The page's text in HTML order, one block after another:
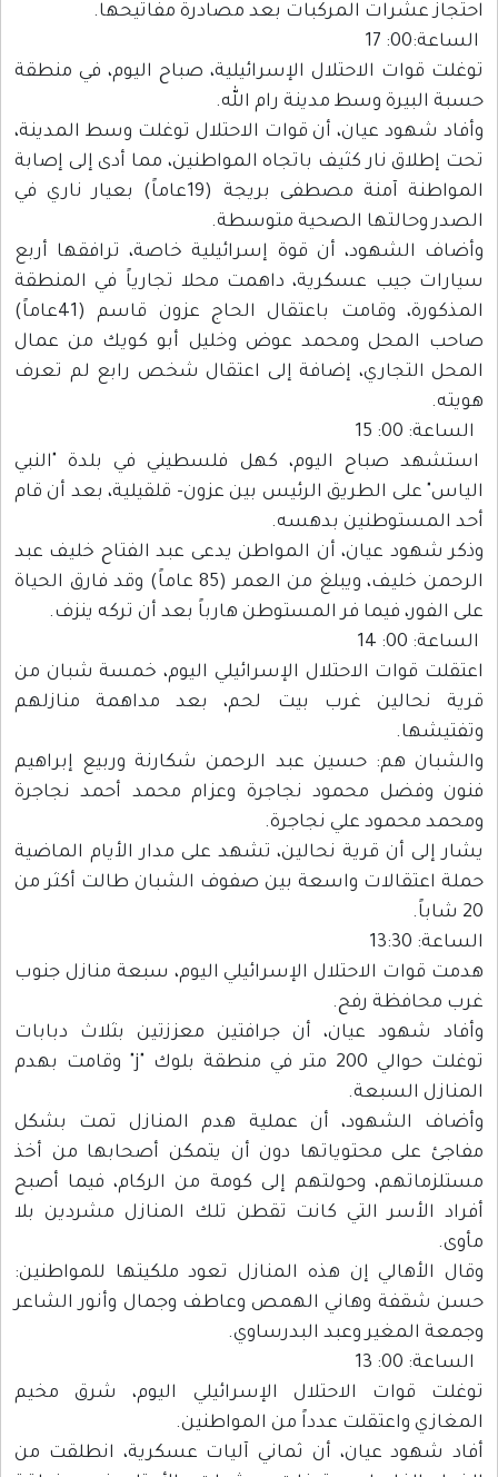
احتجاز عشرات المركبات بعد مصادرة مفاتيحها.
الساعة:00: 17
توغلت قوات الاحتلال الإسرائيلية، صباح اليوم، في منطقة
حسبة البيرة وسط مدينة رام الله.
وأفاد شهود عيان، أن قوات الاحتلال توغلت وسط المدينة،
تحت إطلاق نار كثيف باتجاه المواطنين، مما أدى إلى إصابة
المواطنة آمنة مصطفى بريجة (19عاماً) بعيار ناري في
الصدر وحالتها الصحية متوسطة.
وأضاف الشهود، أن قوة إسرائيلية خاصة، ترافقها أربع
سيارات جيب عسكرية، داهمت محلا تجارياً في المنطقة
المذكورة، وقامت باعتقال الحاج عزون قاسم (41عاماً)
صاحب المحل ومحمد عوض وخليل أبو كويك من عمال
المحل التجاري، إضافة إلى اعتقال شخص رابع لم تعرف
هويته.
الساعة: 00: 15
استشهد صباح اليوم، كهل فلسطيني في بلدة "النبي
الياس" على الطريق الرئيس بين عزون- قلقيلية، بعد أن قام
أحد المستوطنين بدهسه.
وذكر شهود عيان، أن المواطن يدعى عبد الفتاح خليف عبد
الرحمن خليف، ويبلغ من العمر (85 عاماً) وقد فارق الحياة
على الفور، فيما فر المستوطن هارباً بعد أن تركه ينزف.
الساعة: 00: 14
اعتقلت قوات الاحتلال الإسرائيلي اليوم، خمسة شبان من
قرية نحالين غرب بيت لحم، بعد مداهمة منازلهم
وتفتيشها.
والشبان هم: حسين عبد الرحمن شكارنة وربيع إبراهيم
فنون وفضل محمود نجاجرة وعزام محمد أحمد نجاجرة
ومحمد محمود علي نجاجرة.
يشار إلى أن قرية نحالين، تشهد على مدار الأيام الماضية
حملة اعتقالات واسعة بين صفوف الشبان طالت أكثر من
20 شاباً.
الساعة: 13:30
هدمت قوات الاحتلال الإسرائيلي اليوم، سبعة منازل جنوب
غرب محافظة رفح.
وأفاد شهود عيان، أن جرافتين معززتين بثلاث دبابات
توغلت حوالي 200 متر في منطقة بلوك "j" وقامت بهدم
المنازل السبعة.
وأضاف الشهود، أن عملية هدم المنازل تمت بشكل
مفاجئ على محتوياتها دون أن يتمكن أصحابها من أخذ
مستلزماتهم، وحولتهم إلى كومة من الركام، فيما أصبح
أفراد الأسر التي كانت تقطن تلك المنازل مشردين بلا
مأوى.
وقال الأهالي إن هذه المنازل تعود ملكيتها للمواطنين:
حسن شقفة وهاني الهمص وعاطف وجمال وأنور الشاعر
وجمعة المغير وعبد البدرساوي.
الساعة: 00: 13
توغلت قوات الاحتلال الإسرائيلي اليوم، شرق مخيم
المغازي واعتقلت عدداً من المواطنين.
أفاد شهود عيان، أن ثماني آليات عسكرية، انطلقت من